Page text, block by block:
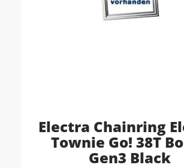
Electra Chainring
Townie Go! 38T
Gen3 Black